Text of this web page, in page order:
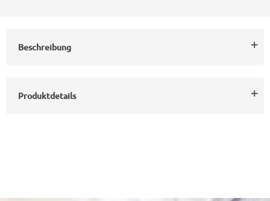
Beschreibung
Produktdetails